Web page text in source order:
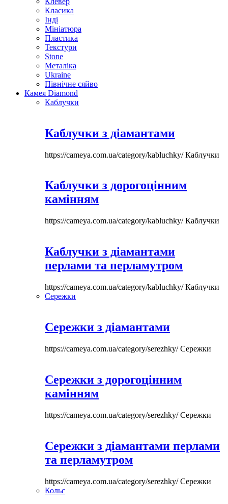
Класика
Інді
Мініатюра
Пластика
Текстури
Stone
Металіка
Ukraine
Північне сяйво
Камея Diamond
Каблучки
Каблучки з діамантами
https://cameya.com.ua/category/kabluchky/Каблучки
Каблучки з дорогоцінним
камінням
https://cameya.com.ua/category/kabluchky/Каблучки
Каблучки з діамантами
перлами та перламутром
https://cameya.com.ua/category/kabluchky/Каблучки
Сережки
Сережки з діамантами
https://cameya.com.ua/category/serezhky/Сережки
Сережки з дорогоцінним
камінням
https://cameya.com.ua/category/serezhky/Сережки
Сережки з діамантами перлами
та перламутром
https://cameya.com.ua/category/serezhky/Сережки
Кольє